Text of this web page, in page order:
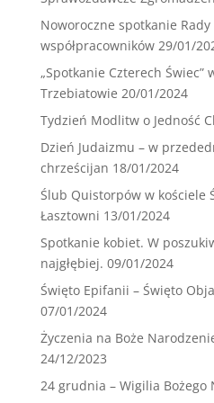
Noworoczne spotkanie
współpracowników 29/01/
„Spotkanie Czterech Świec”
Trzebiatowie 20/01/2024
Tydzień Modlitw o Jedność
Dzień Judaizmu – w
chrześcijan 18/01/2024
Ślub Quistorpów w kościele
Łasztowni 13/01/2024
Spotkanie kobiet. W
najgłębiej. 09/01/2024
Święto Epifanii – Święto
07/01/2024
Życzenia na Boże
24/12/2023
24 grudnia – Wigilia Bożego